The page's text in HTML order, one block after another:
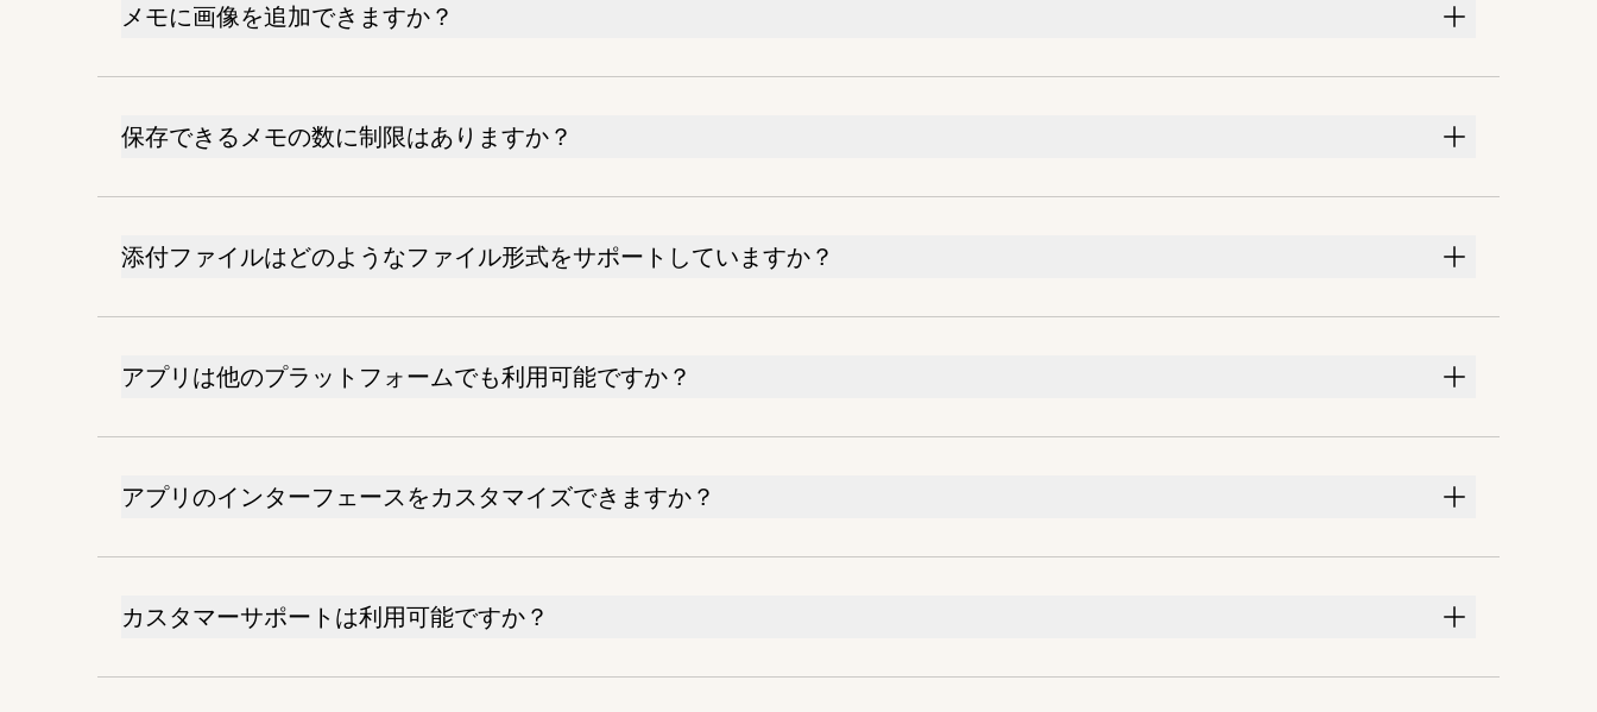
メモに画像を追加できますか？
保存できるメモの数に制限はありますか？
添付ファイルはどのようなファイル形式をサポートしていますか？
アプリは他のプラットフォームでも利用可能ですか？
アプリのインターフェースをカスタマイズできますか？
カスタマーサポートは利用可能ですか？